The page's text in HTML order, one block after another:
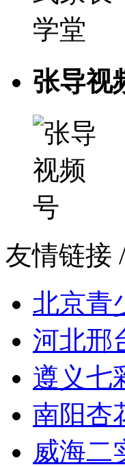
张导视
友情链接
北京青
河北邢
遵义七
南阳杏
威海二